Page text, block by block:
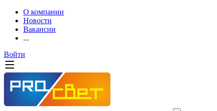
О компании
Новости
Вакансии
...
Войти